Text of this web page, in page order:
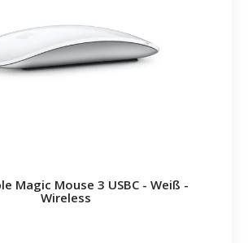
Magic Mouse 3 USBC - Weiß -
Wireless